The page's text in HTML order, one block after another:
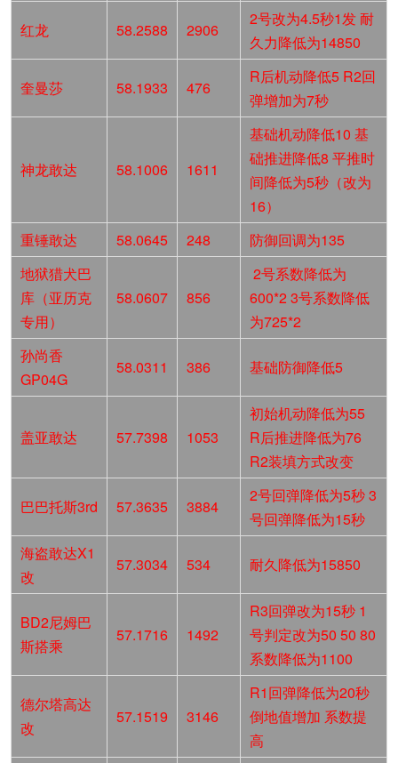
红龙 58.2588 2906
2号改为4.5秒1发 耐
久力降低为14850
奎曼莎 58.1933 476
R后机动降低5 R2回
弹增加为7秒
神龙敢达 58.1006 1611
基础机动降低10 基
础推进降低8 平推时
间降低为5秒（改为
16）
重锤敢达
58.0645 248
防御回调为135
地狱猎犬巴
库（亚历克
专用）
58.0607 856
2号系数降低为
600*2 3号系数降低
为725*2
孙尚香
GP04G
58.0311 386 基础防御降低5
盖亚敢达 57.7398 1053
初始机动降低为55
R后推进降低为76
R2装填方式改变
巴巴托斯3rd 57.3635 3884
2号回弹降低为5秒 3
号回弹降低为15秒
海盗敢达X1
改
57.3034 534 耐久降低为15850
BD2尼姆巴
斯搭乘
57.1716 1492
R3回弹改为15秒 1
号判定改为50 50 80
系数降低为1100
德尔塔高达
改
57.1519 3146
R1回弹降低为20秒
倒地值增加 系数提
高